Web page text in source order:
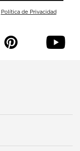
Política de Privacidad
p y